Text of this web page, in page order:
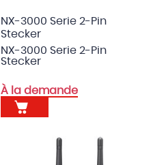
NX-3000 Serie 2-Pin
Stecker
NX-3000 Serie 2-Pin
Stecker
À la demande